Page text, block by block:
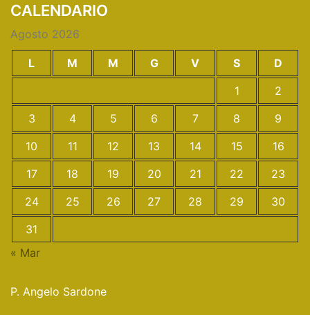
CALENDARIO
Agosto 2026
L M M G V S
D
1
2
3
4 5 6 7 8
9
10
11 12 13 14 15
16
17
18 19 20 21 22
23
24
25 26 27 28 29
30
31
« Mar
P. Angelo Sardone